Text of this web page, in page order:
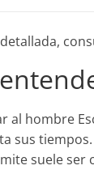
al hombre
sus
suele ser